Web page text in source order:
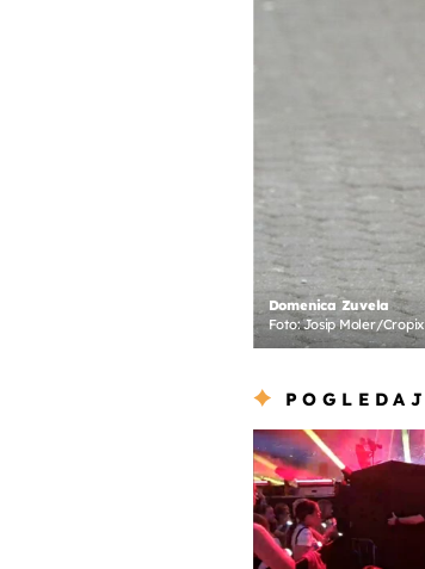
Domenica Zuvela
Foto: Josip Moler/Cropix
POGLEDAJ